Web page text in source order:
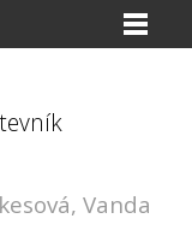
Vanda